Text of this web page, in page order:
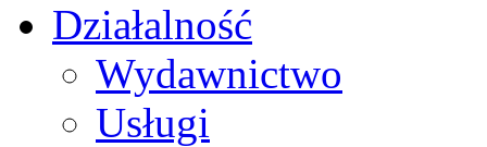
Działalność
Wydawnictwo
Usługi